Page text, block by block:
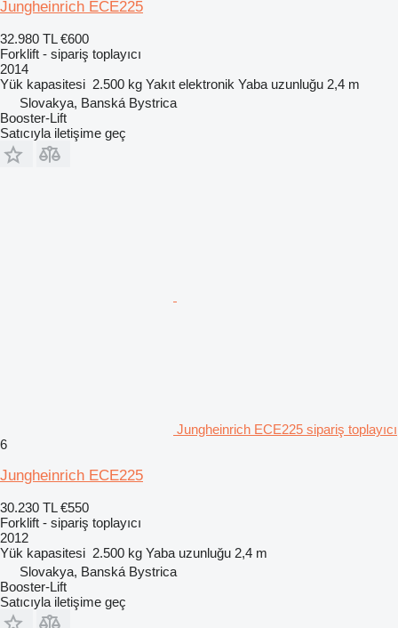
Jungheinrich ECE225
32.980 TL €600
Forklift - sipariş toplayıcı
2014
Yük kapasitesi 2.500 kg Yakıt elektronik Yaba uzunluğu 2,4 m
Slovakya, Banská Bystrica
Booster-Lift
Satıcıyla iletişime geç
Jungheinrich ECE225 sipariş toplayıcı
6
Jungheinrich ECE225
30.230 TL €550
Forklift - sipariş toplayıcı
2012
Yük kapasitesi 2.500 kg Yaba uzunluğu 2,4 m
Slovakya, Banská Bystrica
Booster-Lift
Satıcıyla iletişime geç